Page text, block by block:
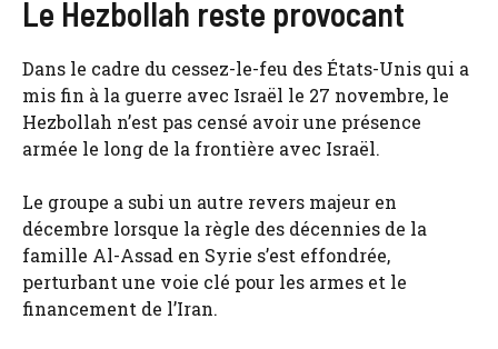
Le Hezbollah reste provocant
Dans le cadre du cessez-le-feu des États-Unis qui a
mis fin à la guerre avec Israël le 27 novembre, le
Hezbollah n’est pas censé avoir une présence
armée le long de la frontière avec Israël.
Le groupe a subi un autre revers majeur en
décembre lorsque la règle des décennies de la
famille Al-Assad en Syrie s’est effondrée,
perturbant une voie clé pour les armes et le
financement de l’Iran.